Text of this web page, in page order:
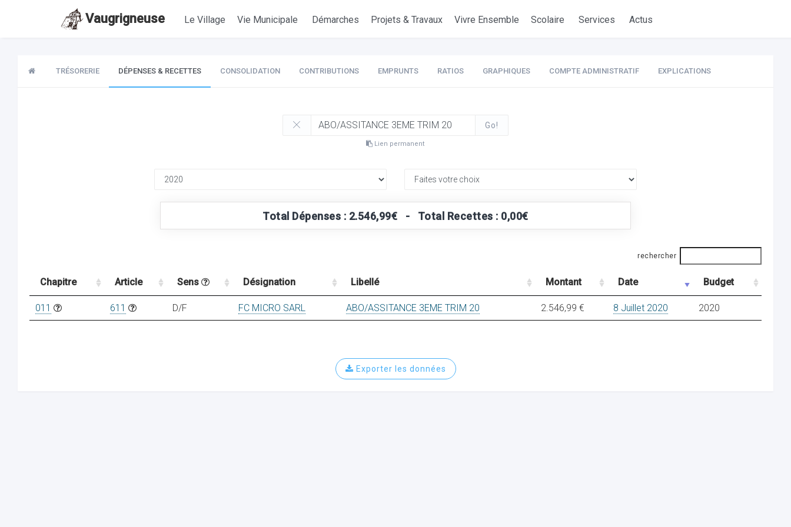
Vaugrigneuse Le Village Vie Municipale Démarches Projets & Travaux Vivre Ensemble Scolaire Services Actus
TRÉSORERIE DÉPENSES & RECETTES CONSOLIDATION CONTRIBUTIONS EMPRUNTS RATIOS GRAPHIQUES COMPTE ADMINISTRATIF EXPLICATIONS
Go!
Lien permanent
Total Dépenses : 2.546,99€ - Total Recettes : 0,00€
rechercher
Chapitre Article Sens Désignation Libellé Montant Date Budget
011 611 D/F FC MICRO SARL ABO/ASSITANCE 3EME TRIM 20 2.546,99 € 8 Juillet 2020 2020
Exporter les données